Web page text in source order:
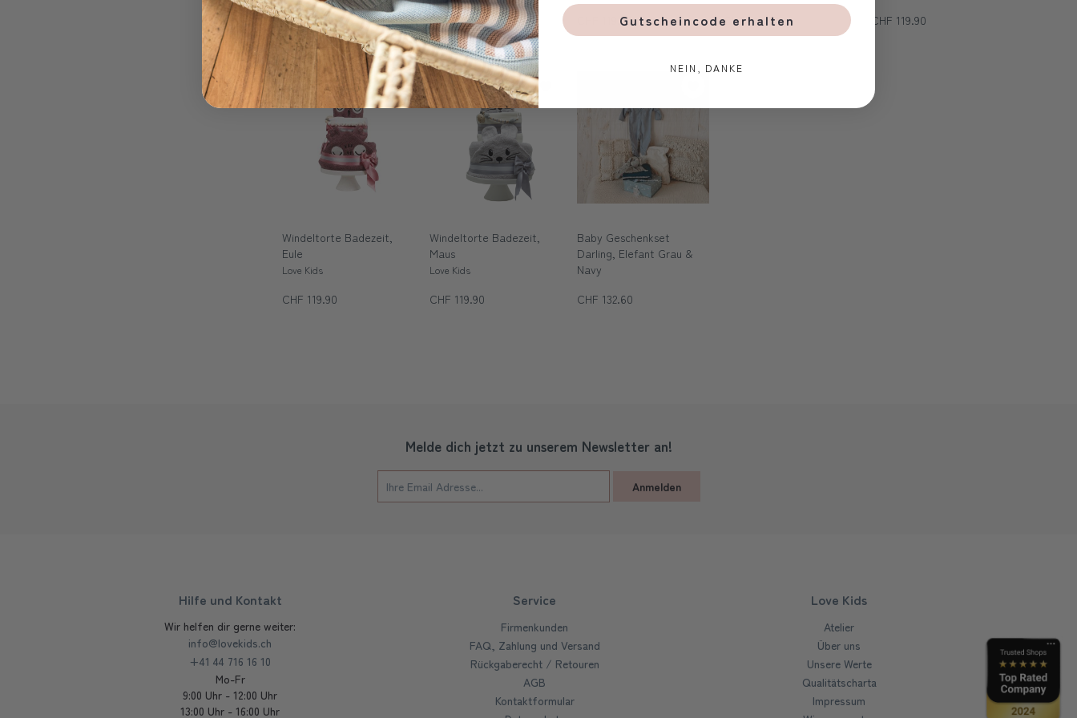
CHF 89.90 CHF 119.90 CHF 119.90 CHF 119.90 CHF 119.90
Handmade
Windeltorte Badezeit,
Eule
Love Kids
CHF 119.90
Handmade
Windeltorte Badezeit,
Maus
Love Kids
CHF 119.90
Baby Geschenkset
Darling, Elefant Grau &
Navy
CHF 132.60
Melde dich jetzt zu unserem Newsletter an!
Anmelden
Hilfe und Kontakt
Wir helfen dir gerne weiter:
info@lovekids.ch
+41 44 716 16 10
Mo-Fr
9:00 Uhr - 12:00 Uhr
13:00 Uhr - 16:00 Uhr
Service
Firmenkunden
FAQ, Zahlung und Versand
Rückgaberecht / Retouren
AGB
Kontaktformular
Love Kids
Atelier
Über uns
Unsere Werte
Qualitätscharta
Impressum
Gutscheincode erhalten
NEIN, DANKE